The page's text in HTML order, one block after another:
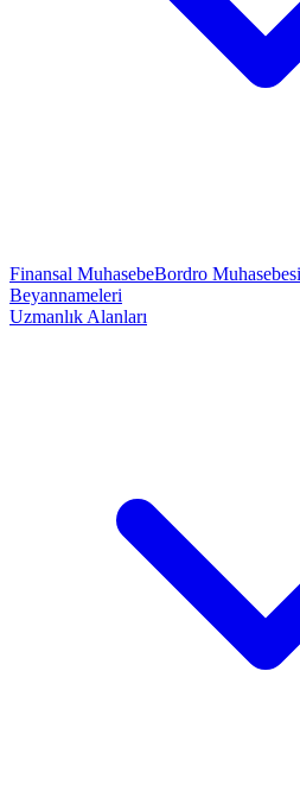
Finansal MuhasebeBordro Muhasebesi
Beyannameleri
Uzmanlık Alanları